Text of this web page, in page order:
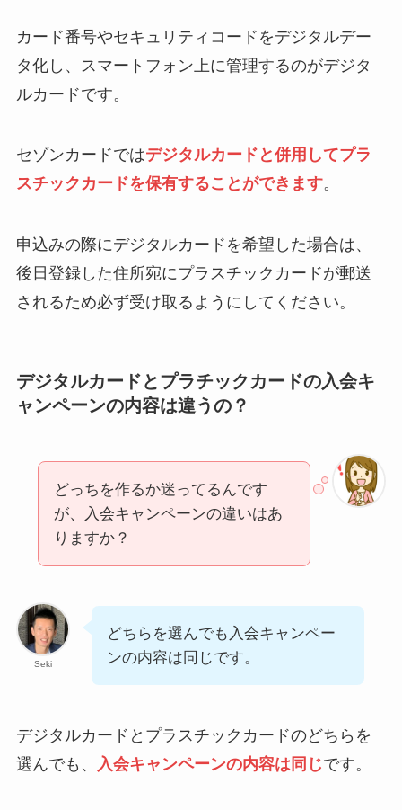
カード番号やセキュリティコードをデジタルデー
タ化し、スマートフォン上に管理するのがデジタ
ルカードです。
セゾンカードではデジタルカードと併用してプラ
スチックカードを保有することができます。
申込みの際にデジタルカードを希望した場合は、
後日登録した住所宛にプラスチックカードが郵送
されるため必ず受け取るようにしてください。
デジタルカードとプラチックカードの入会キ
ャンペーンの内容は違うの？
どっちを作るか迷ってるんです
が、入会キャンペーンの違いはあ
りますか？
Seki
どちらを選んでも入会キャンペー
ンの内容は同じです。
デジタルカードとプラスチックカードのどちらを
選んでも、
入会キャンペーンの内容は同じです。